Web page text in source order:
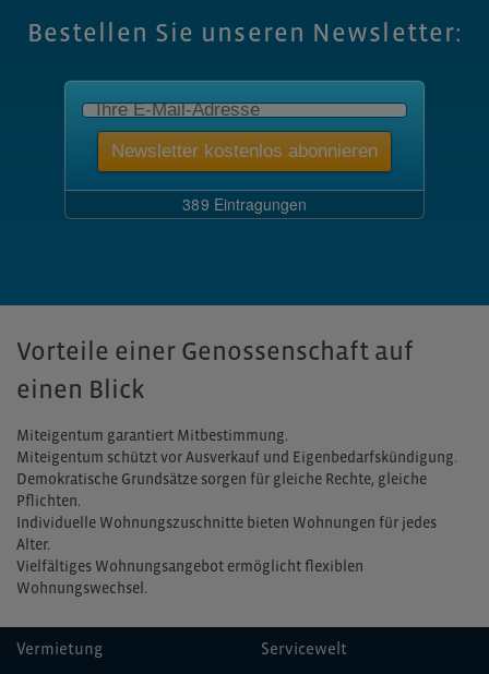
Bestellen Sie unseren Newsletter:
Vorteile einer Genossenschaft auf
einen Blick
Miteigentum garantiert Mitbestimmung.
Miteigentum schützt vor Ausverkauf und Eigenbedarfskündigung.
Demokratische Grundsätze sorgen für gleiche Rechte, gleiche
Pflichten.
Individuelle Wohnungszuschnitte bieten Wohnungen für jedes
Alter.
Vielfältiges Wohnungsangebot ermöglicht flexiblen
Wohnungswechsel.
Vermietung Servicewelt